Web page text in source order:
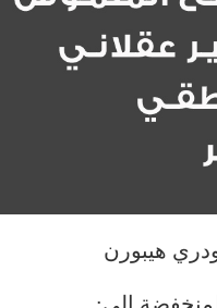
هيبورن